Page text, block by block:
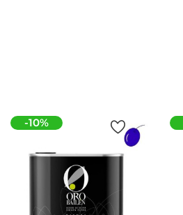
-10%